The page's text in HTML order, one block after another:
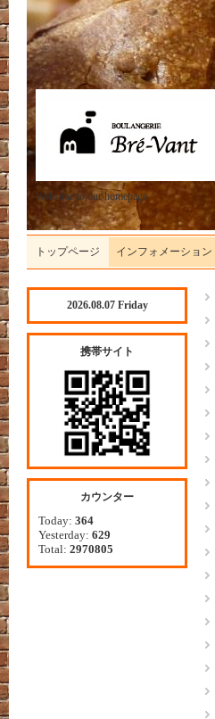
Welcome to our homepage
トップページ インフォメーション
2026.08.07 Friday
携帯サイト
カウンター
Today: 364
Yesterday: 629
Total: 2970805